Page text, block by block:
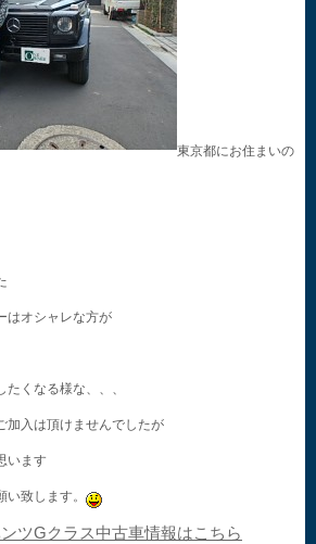
東京都にお住まいの
オシャレな方が
くなる様な、、、
加入は頂けませんでしたが
います
致します。
ツGクラス中古車情報はこちら